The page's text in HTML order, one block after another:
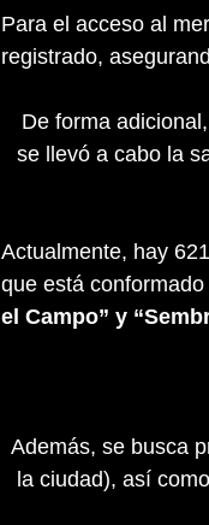
Para el acceso al
registrado,
De forma
se llevó a cabo la
Actualmente, hay
que está
el Campo” y
Además, se busca
la ciudad), así